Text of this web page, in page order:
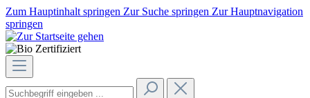
Zum Hauptinhalt springen Zur Suche springen Zur Hauptnavigation
springen